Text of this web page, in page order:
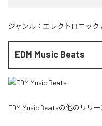
ジャンル： エレクトロニック
EDM Music Beats
EDM Music Beatsの他のリリー